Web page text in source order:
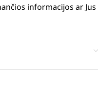
informacijos ar Jus